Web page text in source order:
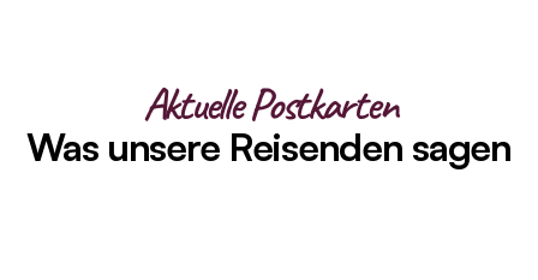
Aktuelle Postkarten
Was unsere Reisenden sagen